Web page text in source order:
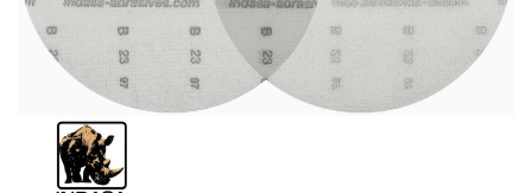
Spachteln
Lackieren
Polieren
Malerbedarf & Zubehör